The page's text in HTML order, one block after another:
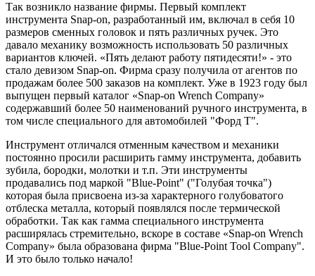
Так возникло название фирмы. Первый комплект
инструмента Snap-on, разработанный им, включал в себя 10
размеров сменных головок и пять различных ручек. Это
давало механику возможность использовать 50 различных
вариантов ключей. «Пять делают работу пятидесяти!» - это
стало девизом Snap-on. Фирма сразу получила от агентов по
продажам более 500 заказов на комплект. Уже в 1923 году был
выпущен первый каталог «Snap-on Wrench Company»
содержавший более 50 наименований ручного инструмента, в
том числе специального для автомобилей "Форд Т".
Инструмент отличался отменным качеством и механики
постоянно просили расширить гамму инструмента, добавить
зубила, бородки, молотки и т.п. Эти инструменты
продавались под маркой "Blue-Point" ("Голубая точка")
которая была присвоена из-за характерного голубоватого
отблеска металла, который появлялся после термической
обработки. Так как гамма специального инструмента
расширялась стремительно, вскоре в составе «Snap-on Wrench
Company» была образована фирма "Blue-Point Tool Company".
И это было только начало!